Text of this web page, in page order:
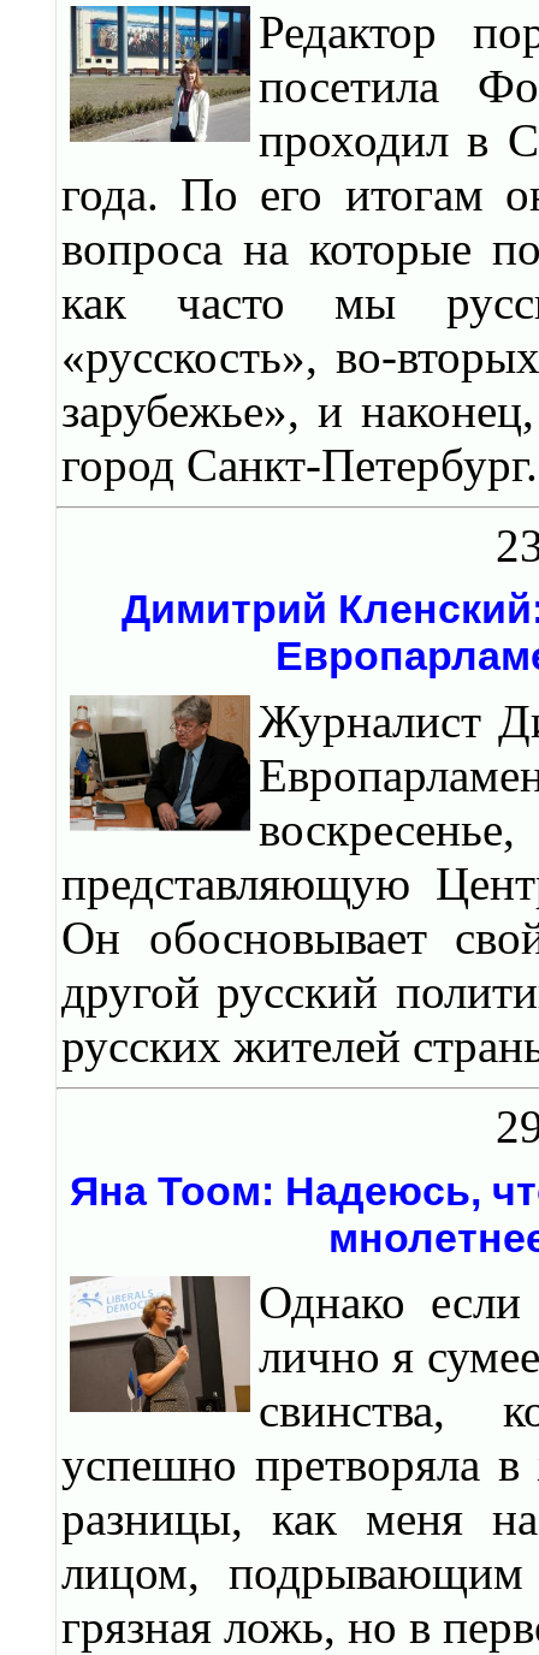
Редактор
посетила
проходил в
года. По его итогам
вопроса на которые
как часто мы
«русскость», во-
зарубежье», и
город Санкт-Петербург.
Димитрий
Журналист
представляющую
Он обосновывает
другой русский
русских жителей
Яна Тоом: Надеюсь,
Однако
лично я
свинства,
успешно претворяла в
разницы, как меня
лицом, подрывающим
грязная ложь, но в